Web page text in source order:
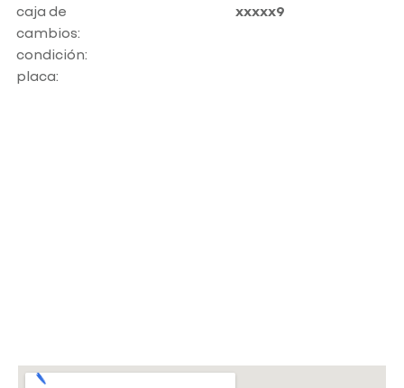
caja de
cambios:
condición:
placa:
xxxxx9